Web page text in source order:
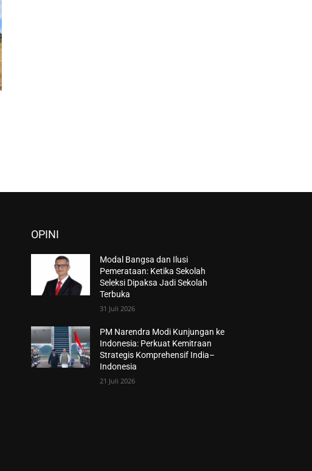
OPINI
Modal Bangsa dan Ilusi
Pemerataan: Ketika Sekolah
Seleksi Dipaksa Jadi Sekolah
Terbuka
31 Juli 2026
PM Narendra Modi Kunjungan ke
Indonesia: Perkuat Kemitraan
Strategis Komprehensif India–
Indonesia
21 Juli 2026